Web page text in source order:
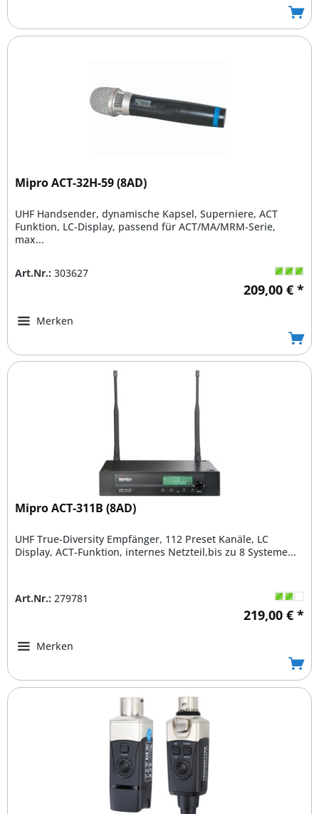
Mipro ACT-32H-59 (8AD)
UHF Handsender, dynamische Kapsel, Superniere, ACT
Funktion, LC-Display, passend für ACT/MA/MRM-Serie,
max...
Art.Nr.: 303627
209,00 € *
Merken
Mipro ACT-311B (8AD)
UHF True-Diversity Empfänger, 112 Preset Kanäle, LC
Display, ACT-Funktion, internes Netzteil,bis zu 8 Systeme...
Art.Nr.: 279781
219,00 € *
Merken